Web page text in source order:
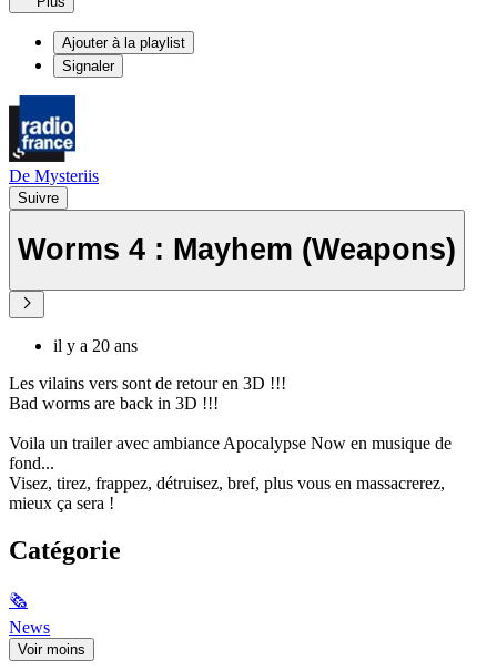
Ajouter à la playlist
Signaler
De Mysteriis
Suivre
Worms 4 : Mayhem (Weapons)
il y a 20 ans
Les vilains vers sont de retour en 3D !!!
Bad worms are back in 3D !!!
Voila un trailer avec ambiance Apocalypse Now en musique de
fond...
Visez, tirez, frappez, détruisez, bref, plus vous en massacrerez,
mieux ça sera !
Catégorie
🗞
News
Voir moins